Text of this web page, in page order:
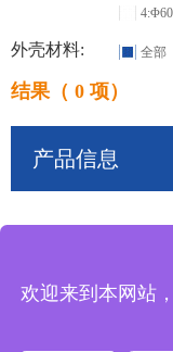
外壳材料: 全部
结果（ 0 项）
产品信息
欢迎来到本网站